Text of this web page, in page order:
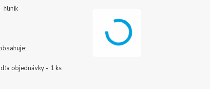
hliník
objednávky - 1 ks